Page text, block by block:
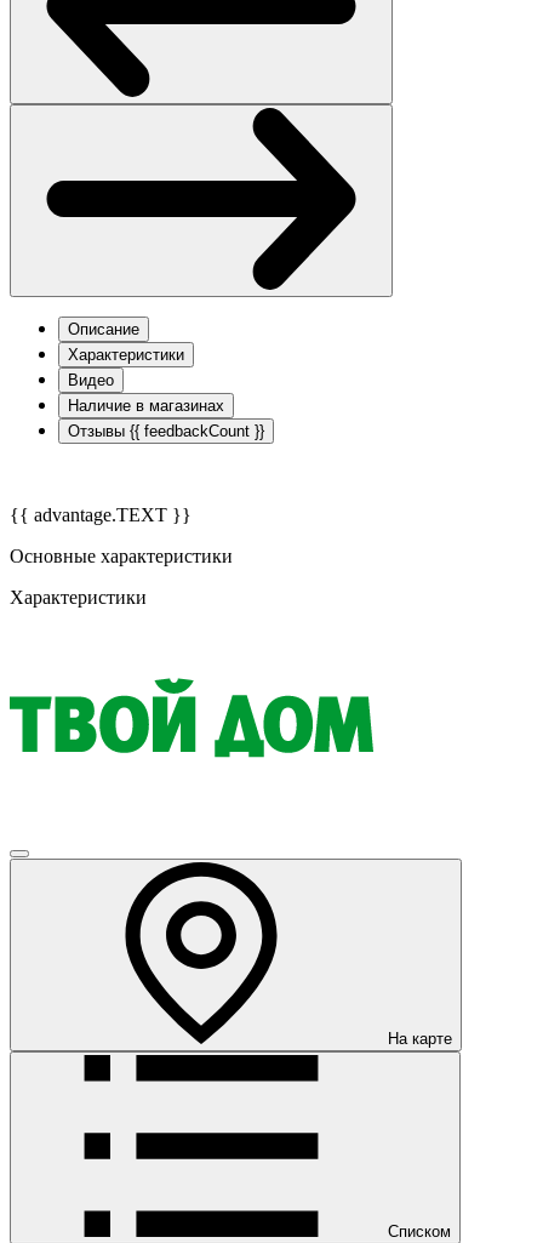
Описание
Характеристики
Видео
Наличие в магазинах
Отзывы {{ feedbackCount }}
{{ advantage.TEXT }}
Основные характеристики
Характеристики
На карте
Списком